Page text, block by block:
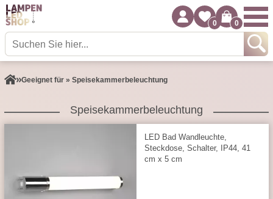
0 0
Geeignet für » Speisekammerbeleuchtung
Speisekammerbeleuchtung
LED Bad Wandleuchte,
Steckdose, Schalter, IP44, 41
cm x 5 cm